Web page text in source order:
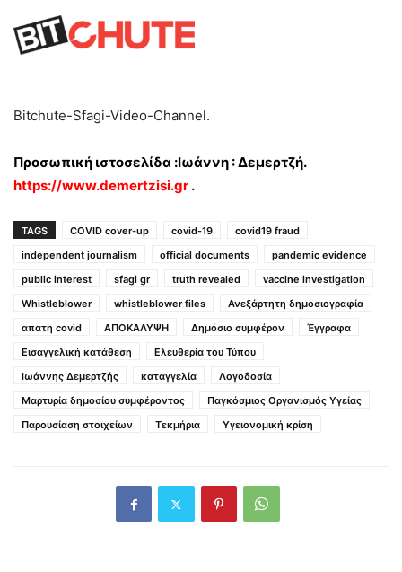
Bitchute-Sfagi-Video-Channel.
Προσωπική ιστοσελίδα :Ιωάννη : Δεμερτζή.
https://www.demertzisi.gr .
TAGS COVID cover-up covid-19
covid19 fraud
independent journalism
official documents
pandemic evidence
public interest
sfagi gr truth revealed
vaccine investigation
Whistleblower
whistleblower files
Ανεξάρτητη δημοσιογραφία
απατη covid
ΑΠΟΚΑΛΥΨΗ Δημόσιο συμφέρον
Έγγραφα
Εισαγγελική κατάθεση
Ελευθερία του Τύπου
Ιωάννης Δεμερτζής
καταγγελία
Λογοδοσία
Μαρτυρία δημοσίου συμφέροντος
Παγκόσμιος Οργανισμός Υγείας
Παρουσίαση στοιχείων
Τεκμήρια Υγειονομική κρίση